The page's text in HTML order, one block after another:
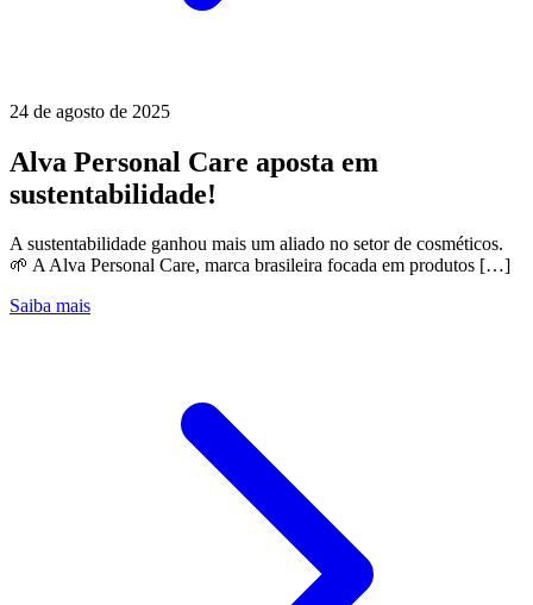
24 de agosto de 2025
Alva Personal Care aposta em
sustentabilidade!
A sustentabilidade ganhou mais um aliado no setor de cosméticos.
🌱 A Alva Personal Care, marca brasileira focada em produtos […]
Saiba mais